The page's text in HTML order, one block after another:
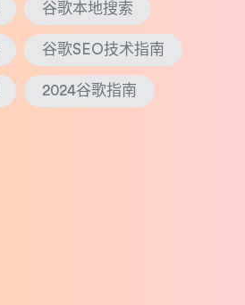
谷歌本地搜索
谷歌SEO技术指南
2024谷歌指南